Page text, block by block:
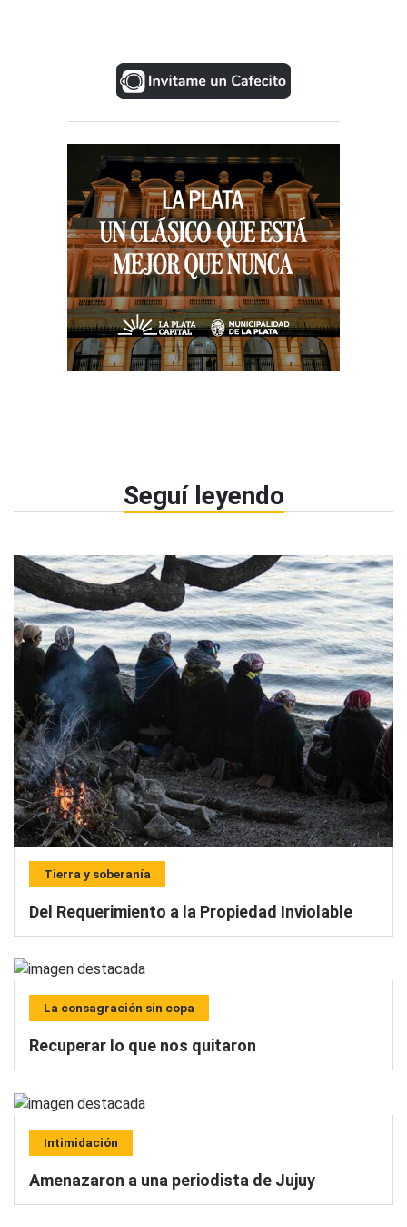
Seguí leyendo
Tierra y soberanía
Del Requerimiento a la Propiedad Inviolable
La consagración sin copa
Recuperar lo que nos quitaron
Intimidación
Amenazaron a una periodista de Jujuy